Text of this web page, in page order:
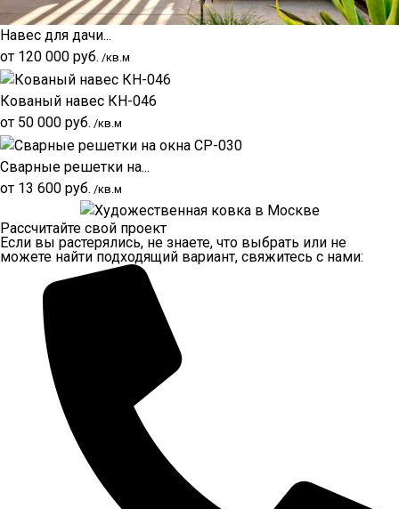
Навес для дачи...
от 120 000 руб. /кв.м
Кованый навес КН-046
от 50 000 руб. /кв.м
Сварные решетки на...
от 13 600 руб. /кв.м
Рассчитайте свой проект
Если вы растерялись, не знаете, что выбрать или не
можете найти подходящий вариант, свяжитесь с нами: